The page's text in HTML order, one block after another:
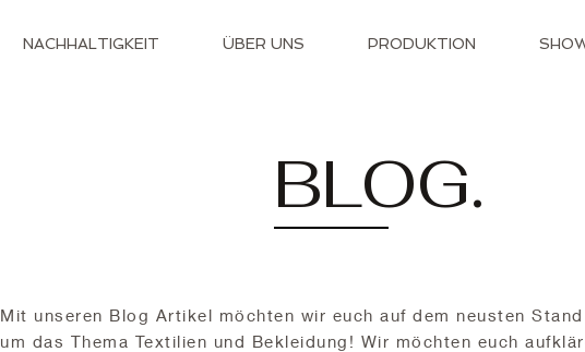
NACHHALTIGKEIT ÜBER UNS PRODUKTION
BLOG.
Mit unseren Blog Artikel möchten wir euch auf dem neusten
um das Thema Textilien und Bekleidung! Wir möchten euch